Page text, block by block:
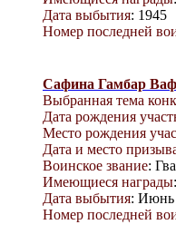
Дата выбытия: 1945
Номер последней
Сафина Гамбар
Выбранная тема
Дата рождения
Место рождения
Дата и место
Воинское звание:
Имеющиеся награды
Дата выбытия: Июнь
Номер последней